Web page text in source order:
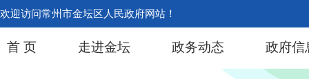
欢迎访问常州市金坛区人民政府网站！
首 页 走进金坛 政务动态 政府信